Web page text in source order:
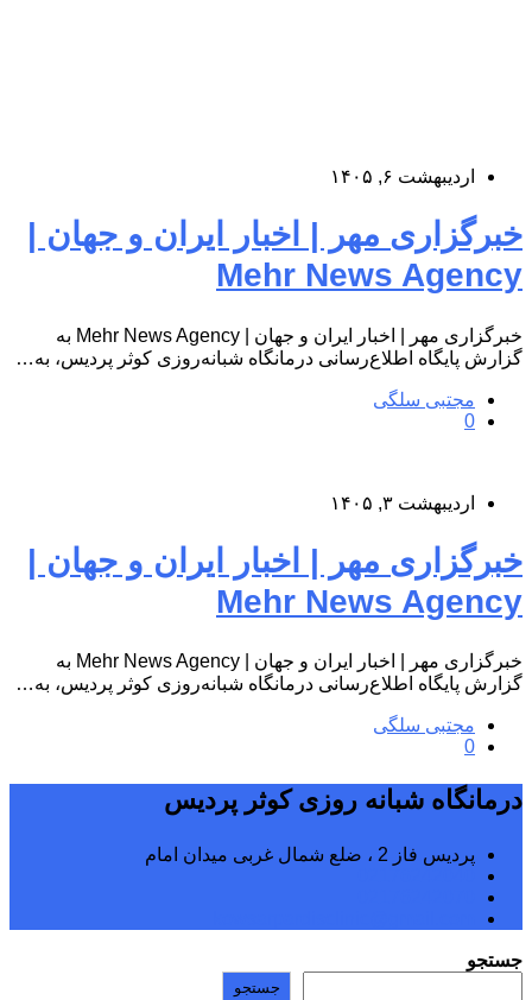
اردیبهشت ۶, ۱۴۰۵
خبرگزاری مهر | اخبار ایران و جهان |
Mehr News Agency
خبرگزاری مهر | اخبار ایران و جهان | Mehr News Agency به
گزارش پایگاه اطلاع‌رسانی درمانگاه شبانه‌روزی کوثر پردیس، به…
مجتبی سلگی
0
اردیبهشت ۳, ۱۴۰۵
خبرگزاری مهر | اخبار ایران و جهان |
Mehr News Agency
خبرگزاری مهر | اخبار ایران و جهان | Mehr News Agency به
گزارش پایگاه اطلاع‌رسانی درمانگاه شبانه‌روزی کوثر پردیس، به…
مجتبی سلگی
0
درمانگاه شبانه روزی کوثر پردیس
پردیس فاز 2 ، ضلع شمال غربی میدان امام
جستجو
جستجو